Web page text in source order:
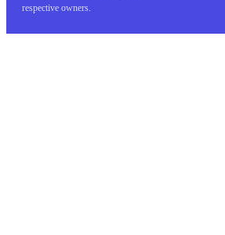
respective owners.